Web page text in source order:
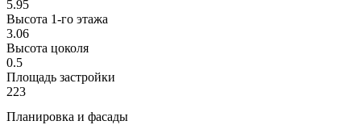
5.95
Высота 1-го этажа
3.06
Высота цоколя
0.5
Площадь застройки
223
Планировка и фасады